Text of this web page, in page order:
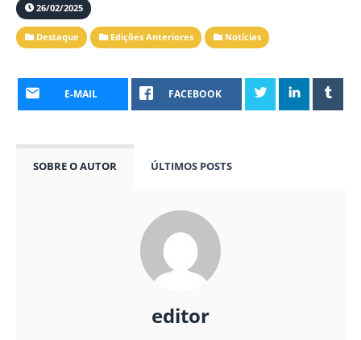
26/02/2025
Destaque Edições Anteriores Notícias
E-MAIL FACEBOOK
SOBRE O AUTOR ÚLTIMOS POSTS
editor